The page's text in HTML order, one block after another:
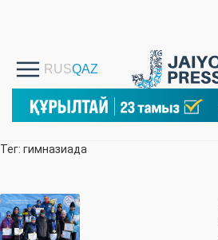
Тег: гимназиада